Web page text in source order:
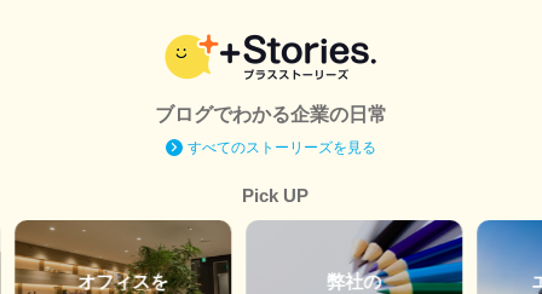
ブログでわかる企業の日常
すべてのストーリーズを見る
Pick UP
オフィスを
弊社の